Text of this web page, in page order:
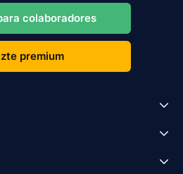
colaboradores
premium